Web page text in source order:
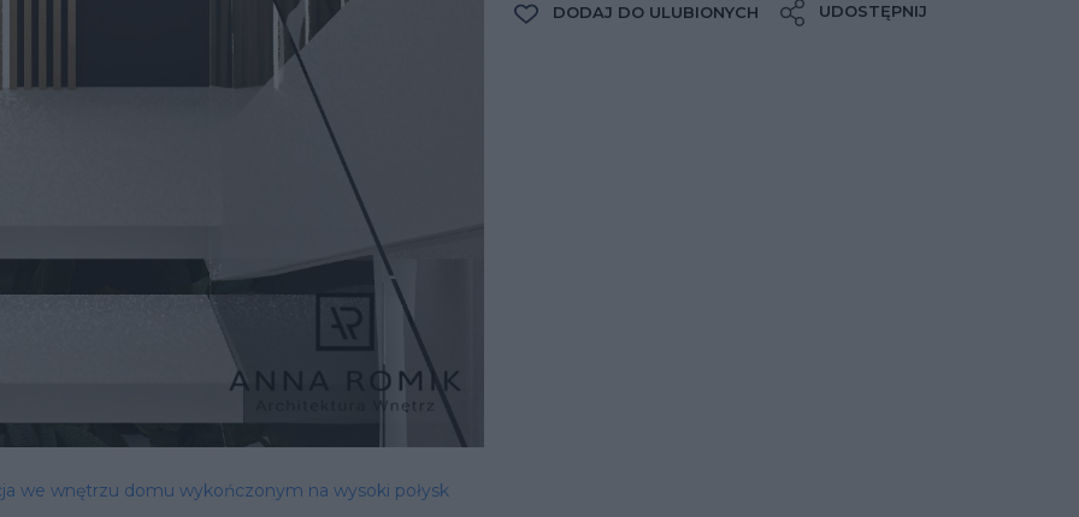
DODAJ DO ULUBIONYCH UDOSTĘPNIJ
we wnętrzu domu wykończonym na wysoki połysk